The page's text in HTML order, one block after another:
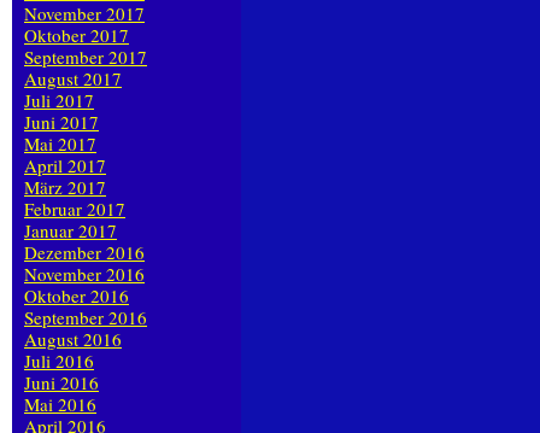
November 2017
Oktober 2017
September 2017
August 2017
Juli 2017
Juni 2017
Mai 2017
April 2017
März 2017
Februar 2017
Januar 2017
Dezember 2016
November 2016
Oktober 2016
September 2016
August 2016
Juli 2016
Juni 2016
Mai 2016
April 2016